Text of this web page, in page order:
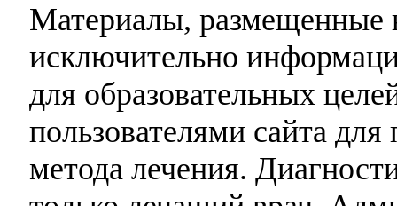
Материалы, размещенные
исключительно
для образовательных
пользователями сайта
метода лечения.